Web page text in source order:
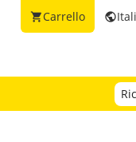
public
shopping_cartCarrello